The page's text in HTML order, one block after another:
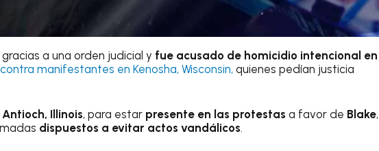
a una orden judicial y fue acusado de homicidio intencional en
manifestantes en Kenosha, Wisconsin,quienes pedían justicia
Illinois, para estar presente en las protestas a favor de Blake,
dispuestos a evitar actos vandálicos.